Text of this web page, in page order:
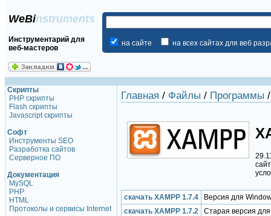
WeBinstruments
Инструментарий для
веб-мастеров
на сайте на всех сайтах для веб
Скрипты
PHP скрипты
Flash скрипты
Javascript скрипты
Софт
Инструменты SEO
Разработка сайтов
Серверное ПО
Документация
MySQL
PHP
HTML
Протоколы и сервисы Internet
Главная / Файлы / Программы
скачать XAMPP 1.7.4
Версия для
скачать XAMPP 1.7.2
Старая версия